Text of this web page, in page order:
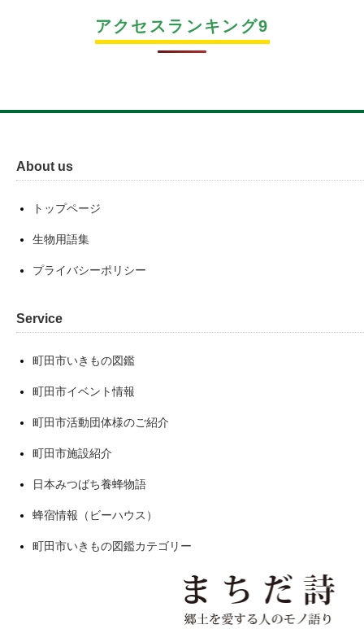
アクセスランキング9
About us
トップページ
生物用語集
プライバシーポリシー
Service
町田市いきもの図鑑
町田市イベント情報
町田市活動団体様のご紹介
町田市施設紹介
日本みつばち養蜂物語
蜂宿情報（ビーハウス）
町田市いきもの図鑑カテゴリー